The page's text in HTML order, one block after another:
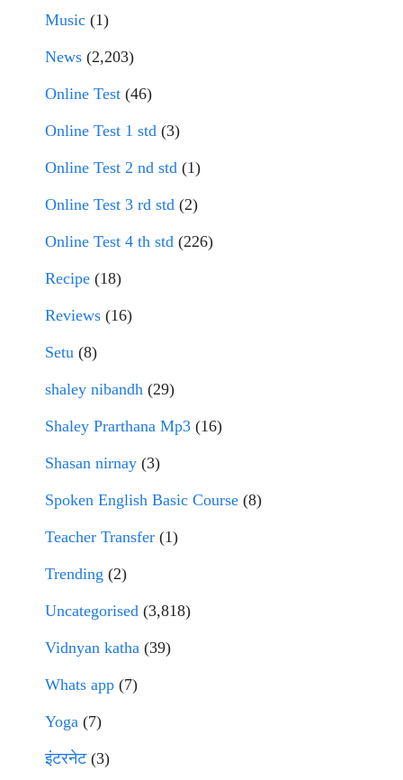
Music (1)
News (2,203)
Online Test (46)
Online Test 1 std (3)
Online Test 2 nd std (1)
Online Test 3 rd std (2)
Online Test 4 th std (226)
Recipe (18)
Reviews (16)
Setu (8)
shaley nibandh (29)
Shaley Prarthana Mp3 (16)
Shasan nirnay (3)
Spoken English Basic Course (8)
Teacher Transfer (1)
Trending (2)
Uncategorised (3,818)
Vidnyan katha (39)
Whats app (7)
Yoga (7)
इंटरनेट(3)